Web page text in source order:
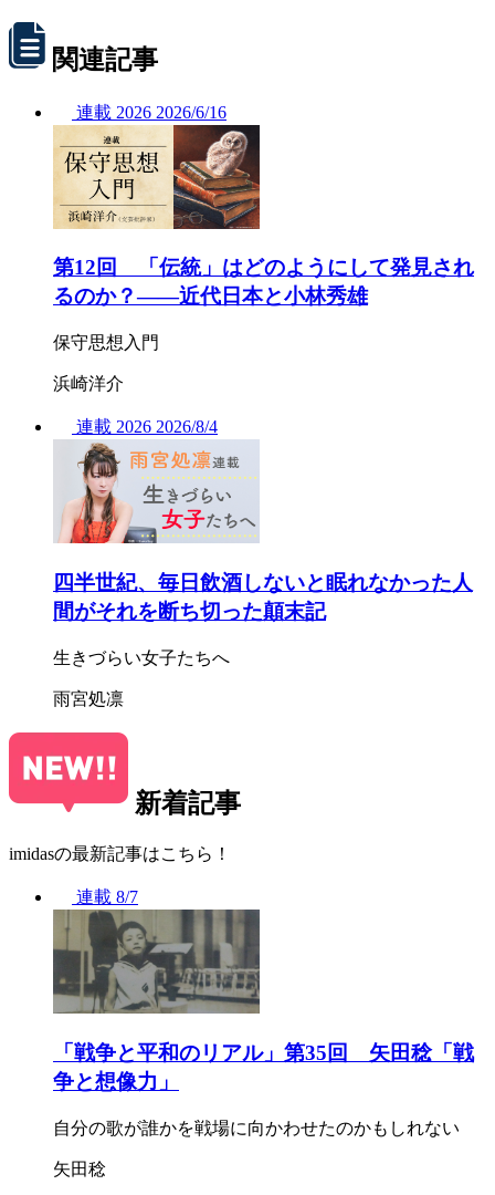
関連記事
連載 2026 2026/6/16
第12回 「伝統」はどのようにして発見され
るのか？——近代日本と小林秀雄
保守思想入門
浜崎洋介
連載 2026 2026/8/4
四半世紀、毎日飲酒しないと眠れなかった人
間がそれを断ち切った顛末記
生きづらい女子たちへ
雨宮処凛
新着記事
imidasの最新記事はこちら！
連載 8/7
「戦争と平和のリアル」第35回 矢田稔「戦
争と想像力」
自分の歌が誰かを戦場に向かわせたのかもしれない
矢田稔